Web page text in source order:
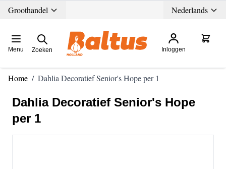
Ga direct door naar de inhoud
Groothandel Nederlands
Menu Zoeken Inloggen
Home / Dahlia Decoratief Senior's Hope per 1
Dahlia Decoratief Senior's Hope
per 1